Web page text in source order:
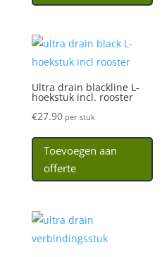
Ultra drain blackline L-
hoekstuk incl. rooster
€27.90per stuk
Toevoegen aan
offerte